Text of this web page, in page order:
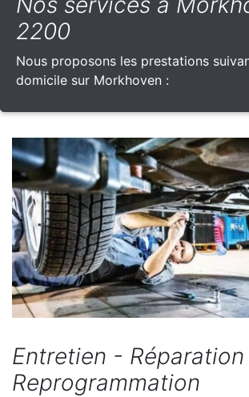
2200
Nous proposons les prestations
domicile sur Morkhoven :
Entretien -
Reprogrammation